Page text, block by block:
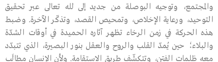
والمجتمع، وتوجيه البوصلة من جديد إلى ﷲ تعالى عبر تحقيق
التوحيد، ورعاية الإخلاص، وتمحيص القصد، وتذكّر الآخرة. وضبط
هذه الحركة في زمن الرخاء تظهر آثاره الحميدة في أوقات الشدّة
والبلاء؛ حين يُمدّ القلب والروح والعقل بنور البصيرة، الذي تتبدّد
معه ظلمات الفتن، وتتكشّف طريق الاستقامة. ولأن الإنسان مطالَب